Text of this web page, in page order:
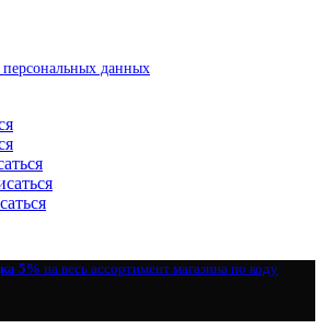
персональных данных
5% на весь ассортимент магазина по коду